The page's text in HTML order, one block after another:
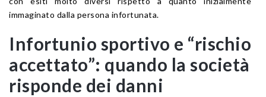
immaginato dalla persona infortunata.
Infortunio sportivo e “rischio
accettato”: quando la società
risponde dei danni